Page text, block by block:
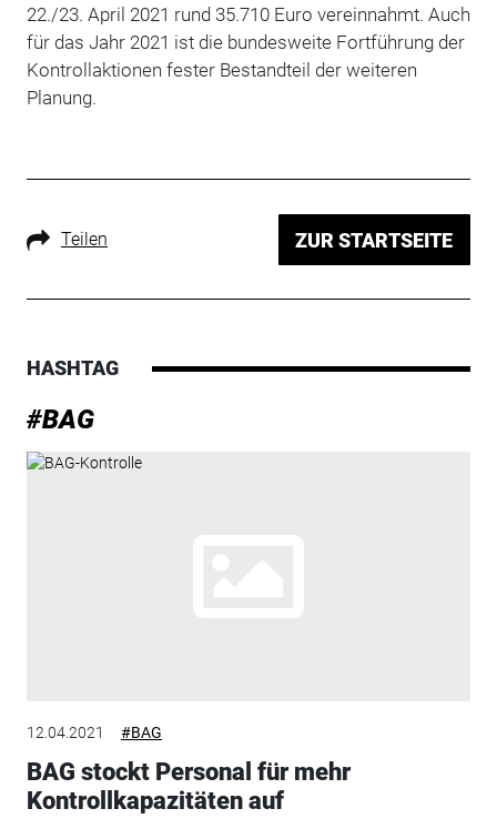
22./23. April 2021 rund 35.710 Euro vereinnahmt. Auch
für das Jahr 2021 ist die bundesweite Fortführung der
Kontrollaktionen fester Bestandteil der weiteren
Planung.
Teilen ZUR STARTSEITE
HASHTAG
#BAG
12.04.2021 #BAG
BAG stockt Personal für mehr
Kontrollkapazitäten auf